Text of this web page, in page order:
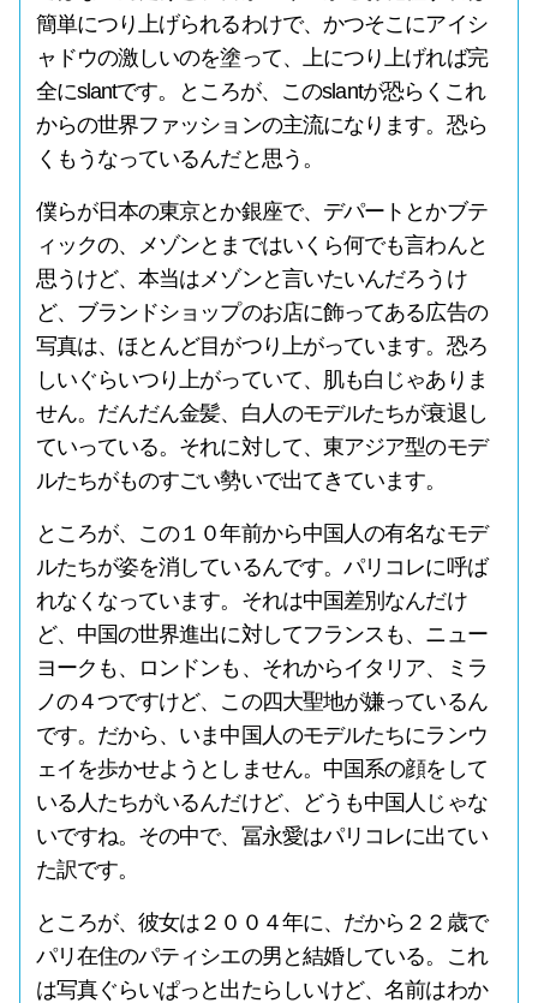
簡単につり上げられるわけで、かつそこにアイシ
ャドウの激しいのを塗って、上につり上げれば完
全にslantです。ところが、このslantが恐らくこれ
からの世界ファッションの主流になります。恐ら
くもうなっているんだと思う。
僕らが日本の東京とか銀座で、デパートとかブテ
ィックの、メゾンとまではいくら何でも言わんと
思うけど、本当はメゾンと言いたいんだろうけ
ど、ブランドショップのお店に飾ってある広告の
写真は、ほとんど目がつり上がっています。恐ろ
しいぐらいつり上がっていて、肌も白じゃありま
せん。だんだん金髪、白人のモデルたちが衰退し
ていっている。それに対して、東アジア型のモデ
ルたちがものすごい勢いで出てきています。
ところが、この１０年前から中国人の有名なモデ
ルたちが姿を消しているんです。パリコレに呼ば
れなくなっています。それは中国差別なんだけ
ど、中国の世界進出に対してフランスも、ニュー
ヨークも、ロンドンも、それからイタリア、ミラ
ノの４つですけど、この四大聖地が嫌っているん
です。だから、いま中国人のモデルたちにランウ
ェイを歩かせようとしません。中国系の顔をして
いる人たちがいるんだけど、どうも中国人じゃな
いですね。その中で、冨永愛はパリコレに出てい
た訳です。
ところが、彼女は２００４年に、だから２２歳で
パリ在住のパティシエの男と結婚している。これ
は写真ぐらいぱっと出たらしいけど、名前はわか